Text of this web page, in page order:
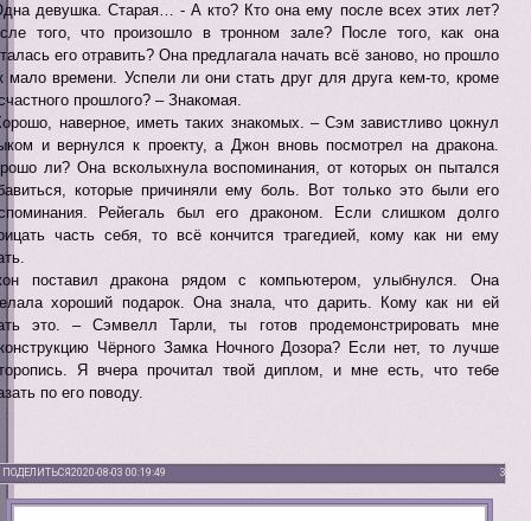
девушка. Старая… - А кто? Кто она ему после всех этих лет?
того, что произошло в тронном зале? После того, как она
его отравить? Она предлагала начать всё заново, но прошло
мало времени. Успели ли они стать друг для друга кем-то, кроме
прошлого? – Знакомая.
наверное, иметь таких знакомых. – Сэм завистливо цокнул
и вернулся к проекту, а Джон вновь посмотрел на дракона.
ли? Она всколыхнула воспоминания, от которых он пытался
которые причиняли ему боль. Вот только это были его
Рейегаль был его драконом. Если слишком долго
часть себя, то всё кончится трагедией, кому как ни ему
поставил дракона рядом с компьютером, улыбнулся. Она
хороший подарок. Она знала, что дарить. Кому как ни ей
это. – Сэмвелл Тарли, ты готов продемонстрировать мне
Чёрного Замка Ночного Дозора? Если нет, то лучше
Я вчера прочитал твой диплом, и мне есть, что тебе
по его поводу.
ПОДЕЛИТЬСЯ 3
2020-08-03 00:19:49